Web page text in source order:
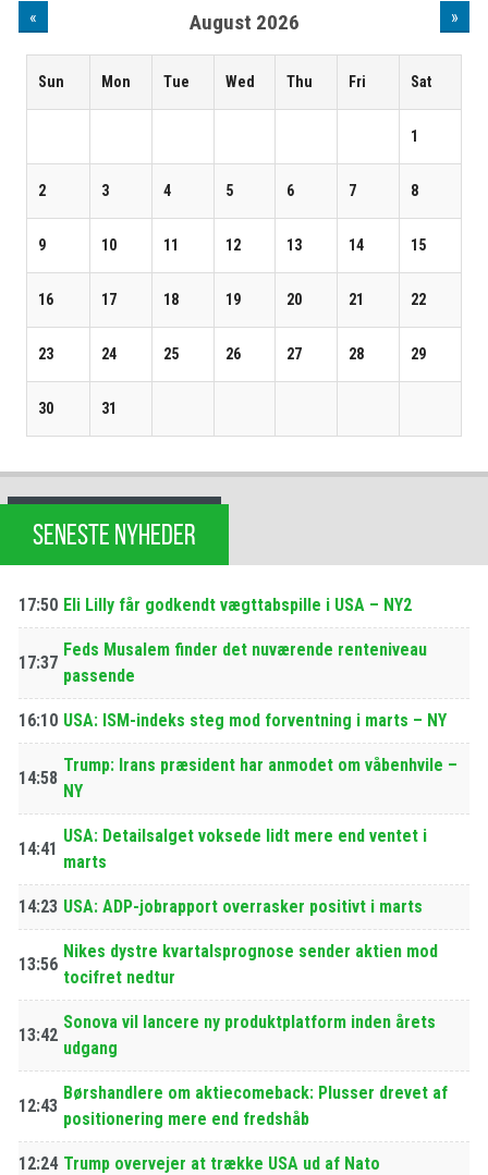
« August 2026 »
Sun Mon Tue Wed Thu Fri Sat
1
2 3 4 5 6 7 8
9 10 11 12 13 14 15
16 17 18 19 20 21 22
23 24 25 26 27 28 29
30 31
SENESTE NYHEDER
17:50 Eli Lilly får godkendt vægttabspille i USA – NY2
17:37
Feds Musalem finder det nuværende renteniveau
passende
16:10 USA: ISM-indeks steg mod forventning i marts – NY
14:58
Trump: Irans præsident har anmodet om våbenhvile –
NY
14:41
USA: Detailsalget voksede lidt mere end ventet i
marts
14:23 USA: ADP-jobrapport overrasker positivt i marts
13:56
Nikes dystre kvartalsprognose sender aktien mod
tocifret nedtur
13:42
Sonova vil lancere ny produktplatform inden årets
udgang
12:43
Børshandlere om aktiecomeback: Plusser drevet af
positionering mere end fredshåb
12:24 Trump overvejer at trække USA ud af Nato